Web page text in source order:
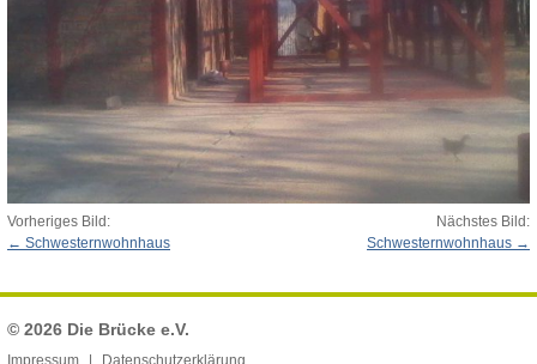
Vorheriges Bild:
Schwesternwohnhaus
Nächstes Bild:
Schwesternwohnhaus
© 2026 Die Brücke e.V.
Impressum Datenschutzerklärung